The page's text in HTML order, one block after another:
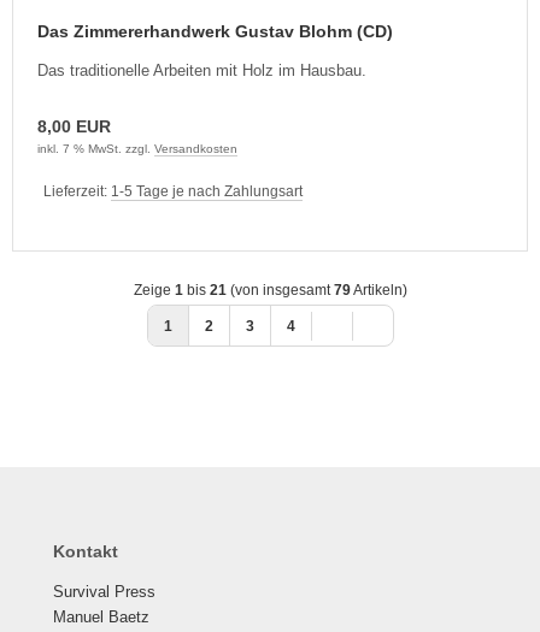
Das Zimmererhandwerk Gustav Blohm (CD)
Das traditionelle Arbeiten mit Holz im Hausbau.
8,00 EUR
inkl. 7 % MwSt. zzgl. Versandkosten
Lieferzeit: 1-5 Tage je nach Zahlungsart
Zeige 1bis 21(von insgesamt79Artikeln)
1 2 3 4
Kontakt
Survival Press
Manuel Baetz